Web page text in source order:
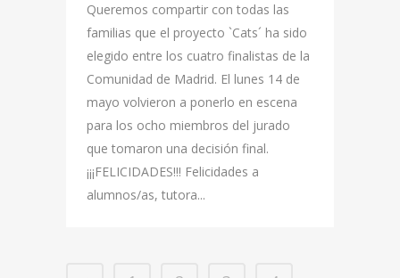
Queremos compartir con todas las
familias que el proyecto `Cats´ ha sido
elegido entre los cuatro finalistas de la
Comunidad de Madrid. El lunes 14 de
mayo volvieron a ponerlo en escena
para los ocho miembros del jurado
que tomaron una decisión final.
¡¡¡FELICIDADES!!! Felicidades a
alumnos/as, tutora...